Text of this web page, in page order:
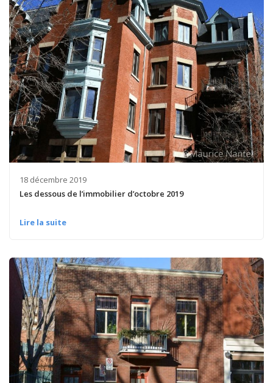
18 décembre 2019
Les dessous de l’immobilier d’octobre 2019
Lire la suite